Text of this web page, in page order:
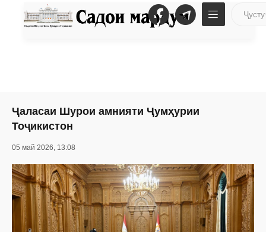
Ҷаласаи Шурои амнияти Ҷумҳурии
Тоҷикистон
05 май 2026, 13:08